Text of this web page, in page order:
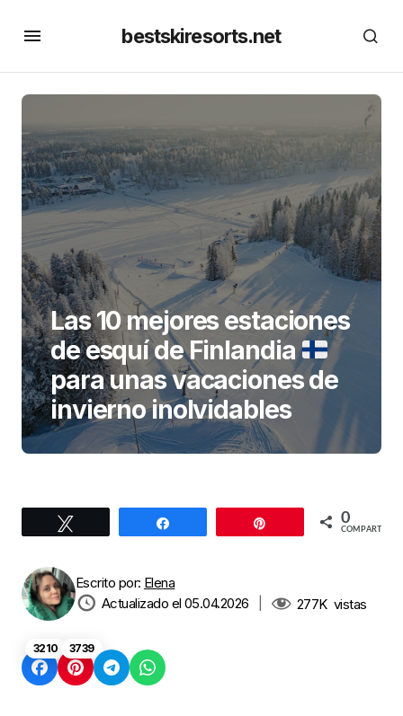
bestskiresorts.net
Las 10 mejores estaciones
de esquí de Finlandia
para unas vacaciones de
invierno inolvidables
0
COMPARTIR
Escrito por: Elena
Actualizado el 05.04.2026
277Kvistas
3210 3739